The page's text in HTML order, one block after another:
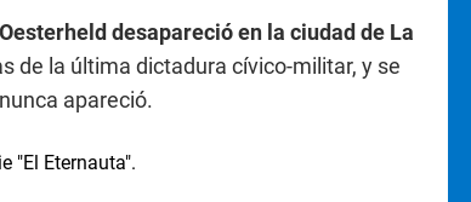
desapareció en la ciudad de La
de la última dictadura cívico-militar, y se
apareció.